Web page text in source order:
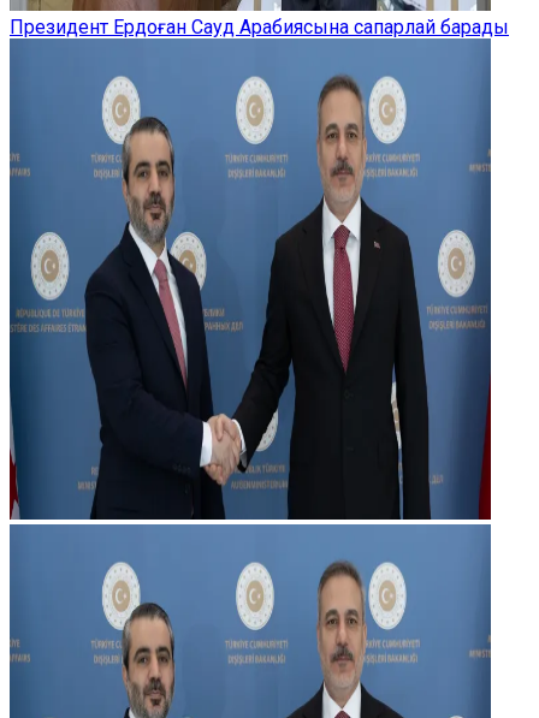
Президент Ердоған Сауд Арабиясына сапарлай барады